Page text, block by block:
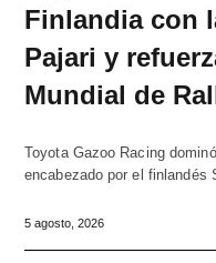
Finlandia con
Pajari y
Mundial de
Toyota Gazoo Racing
encabezado por el
5 agosto, 2026